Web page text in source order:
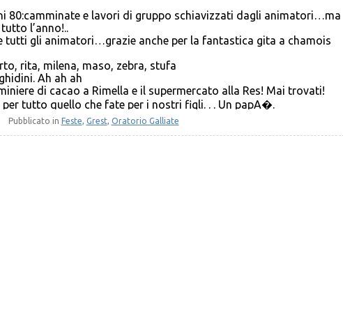
80:camminate e lavori di gruppo schiavizzati dagli animatori…ma
l’anno!..
tutti gli animatori…grazie anche per la fantastica gita a chamois
rita, milena, maso, zebra, stufa
Ah ah ah
di cacao a Rimella e il supermercato alla Res! Mai trovati!
tutto quello che fate per i nostri figli. . . Un papA�.
magica da animata e da animatrice dei campi scuola
Pubblicato in Feste, Grest, Oratorio Galliate